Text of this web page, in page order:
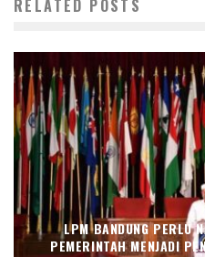
RELATED POSTS
LPM BANDUNG PERLU
PEMERINTAH MENJADI